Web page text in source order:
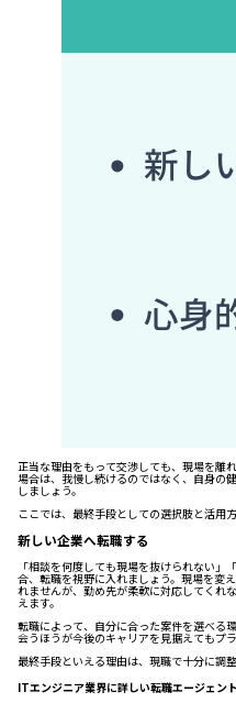
正当な理由をもって交渉しても、現場を離
場合は、我慢し続けるのではなく、自身の
しましょう。
ここでは、最終手段としての選択肢と活用
新しい企業へ転職する
「相談を何度しても現場を抜けられない
合、転職を視野に入れましょう。現場を変
れませんが、勤め先が柔軟に対応してくれ
えます。
転職によって、自分に合った案件を選べる
会うほうが今後のキャリアを見据えてもプ
最終手段といえる理由は、現職で十分に調
ITエンジニア業界に詳しい転職エージェン